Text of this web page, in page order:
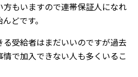
もいますので連帯保証人になれ
どです。
受給者はまだいいのですが過去
で加入できない人も多くいるこ